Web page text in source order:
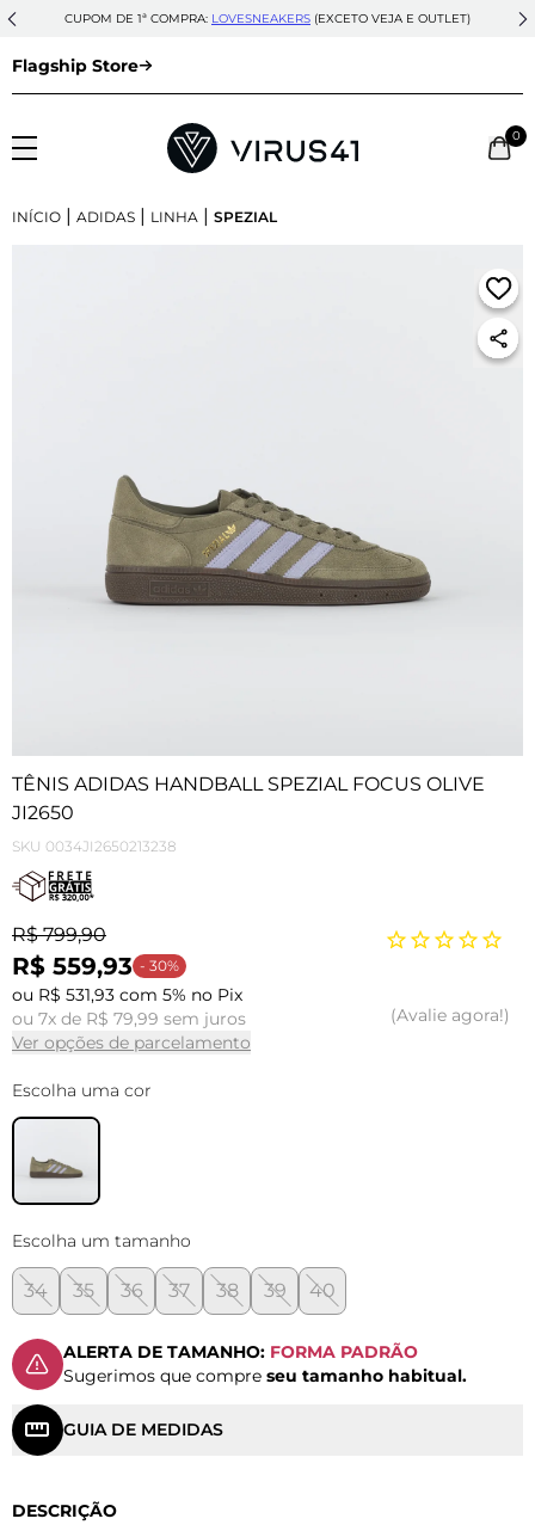
CUPOM DE 1ª COMPRA: LOVESNEAKERS (EXCETO VEJA E OUTLET)
Flagship Store
0
INÍCIO | ADIDAS | LINHA | SPEZIAL
TÊNIS ADIDAS HANDBALL SPEZIAL FOCUS OLIVE
JI2650
SKU 0034JI2650213238
R$ 799,90
R$ 559,93 - 30%
ou R$ 531,93 com 5% no Pix
ou 7x de R$ 79,99 sem juros
Ver opções de parcelamento
Avalie agora!
Escolha uma cor
Escolha um tamanho
34 35 36 37 38 39 40
ALERTA DE TAMANHO: FORMA PADRÃO
Sugerimos que compre seu tamanho habitual.
GUIA DE MEDIDAS
DESCRIÇÃO